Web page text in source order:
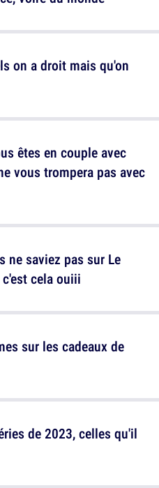
êtes en couple avec
vous trompera pas avec
sur les cadeaux de
on a droit mais qu'on
ne saviez pas sur Le
cela ouiii
de 2023, celles qu'il